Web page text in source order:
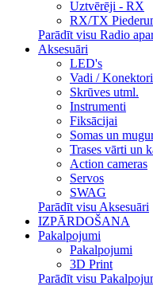
Uztvērēji - RX
RX/TX
Parādīt visu Radio
Aksesuāri
LED's
Vadi / Konektori
Skrūves utml.
Instrumenti
Fiksācijai
Somas un
Trases vārti un
Action cameras
Servos
SWAG
Parādīt visu Aksesuāri
IZPĀRDOŠANA
Pakalpojumi
Pakalpojumi
3D Print
Parādīt visu